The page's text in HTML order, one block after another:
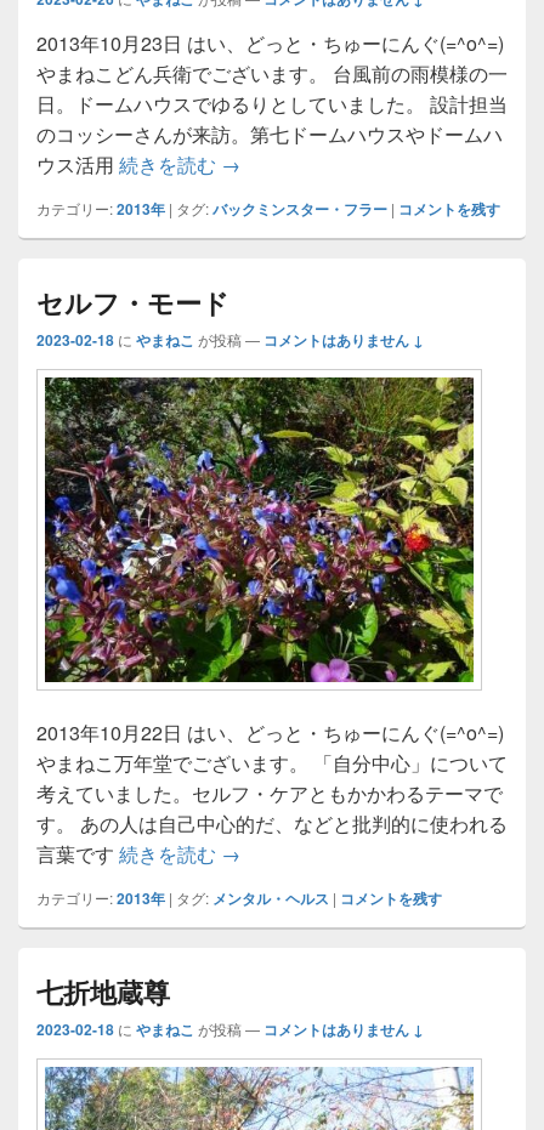
2013年10月23日 はい、どっと・ちゅーにんぐ(=^o^=)
やまねこどん兵衛でございます。 台風前の雨模様の一
日。ドームハウスでゆるりとしていました。 設計担当
のコッシーさんが来訪。第七ドームハウスやドームハ
ウス活用 続きを読む メタモルフォーゼ
→
カテゴリー:2013年 | タグ:バックミンスター・フラー | コメントを残す
セルフ・モード
2023-02-18 に やまねこ が投稿 — コメントはありません ↓
2013年10月22日 はい、どっと・ちゅーにんぐ(=^o^=)
やまねこ万年堂でございます。 「自分中心」について
考えていました。セルフ・ケアともかかわるテーマで
す。 あの人は自己中心的だ、などと批判的に使われる
言葉です 続きを読む セルフ・モード
→
カテゴリー:2013年 | タグ: メンタル・ヘルス | コメントを残す
七折地蔵尊
2023-02-18 に やまねこ が投稿 — コメントはありません ↓